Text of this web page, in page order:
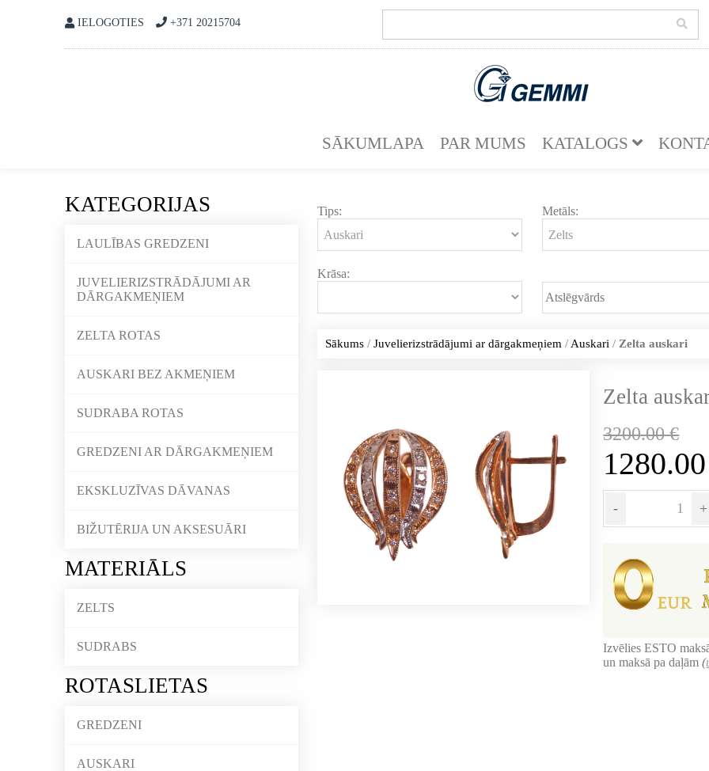
IELOGOTIES +371 20215704
SĀKUMLAPA PAR MUMS KATALOGS
KATEGORIJAS
LAULĪBAS GREDZENI
JUVELIERIZSTRĀDĀJUMI AR
DĀRGAKMEŅIEM
ZELTA ROTAS
AUSKARI BEZ AKMEŅIEM
SUDRABA ROTAS
GREDZENI AR DĀRGAKMEŅIEM
EKSKLUZĪVAS DĀVANAS
BIŽUTĒRIJA UN AKSESUĀRI
MATERIĀLS
ZELTS
SUDRABS
ROTASLIETAS
GREDZENI
AUSKARI
Tips: Metāls:
Krāsa:
Sākums/ Juvelierizstrādājumi ar dārgakmeņiem / Auskari / Zelta auskari
Zelta
3200.00€
- +
Izvēlies ESTO
un maksā pa daļām(